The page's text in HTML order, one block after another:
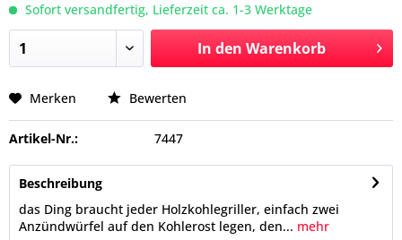
Sofort versandfertig, Lieferzeit ca. 1-3 Werktage
In den Warenkorb
Merken Bewerten
Artikel-Nr.: 7447
Beschreibung
das Ding braucht jeder Holzkohlegriller, einfach zwei
Anzündwürfel auf den Kohlerost legen, den... mehr